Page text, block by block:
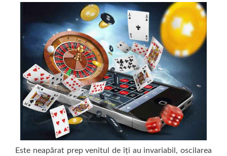
Este neapărat prep venitul de îți au invariabil, oscilarea